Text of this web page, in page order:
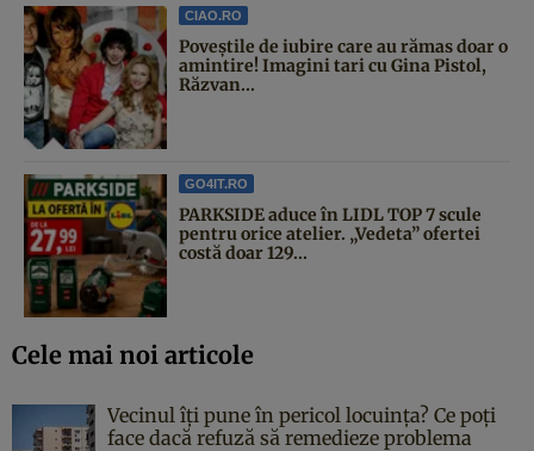
CIAO.RO
Poveştile de iubire care au rămas doar o
amintire! Imagini tari cu Gina Pistol,
Răzvan...
GO4IT.RO
PARKSIDE aduce în LIDL TOP 7 scule
pentru orice atelier. „Vedeta” ofertei
costă doar 129...
Cele mai noi articole
Vecinul îți pune în pericol locuința? Ce poți
face dacă refuză să remedieze problema